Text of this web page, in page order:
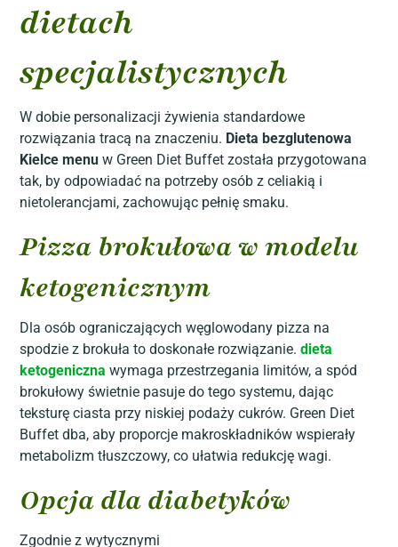
dietach
specjalistycznych
W dobie personalizacji żywienia standardowe
rozwiązania tracą na znaczeniu. Dieta bezglutenowa
Kielce menu w Green Diet Buffet została przygotowana
tak, by odpowiadać na potrzeby osób z celiakią i
nietolerancjami, zachowując pełnię smaku.
Pizza brokułowa w modelu
ketogenicznym
Dla osób ograniczających węglowodany pizza na
spodzie z brokuła to doskonałe rozwiązanie.dieta
ketogeniczna wymaga przestrzegania limitów, a spód
brokułowy świetnie pasuje do tego systemu, dając
teksturę ciasta przy niskiej podaży cukrów. Green Diet
Buffet dba, aby proporcje makroskładników wspierały
metabolizm tłuszczowy, co ułatwia redukcję wagi.
Opcja dla diabetyków
Zgodnie z wytycznymi